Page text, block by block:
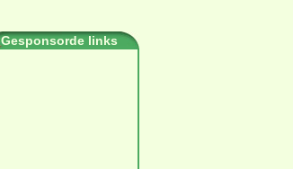
Gesponsorde links